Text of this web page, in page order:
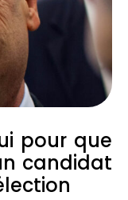
pour que
candidat